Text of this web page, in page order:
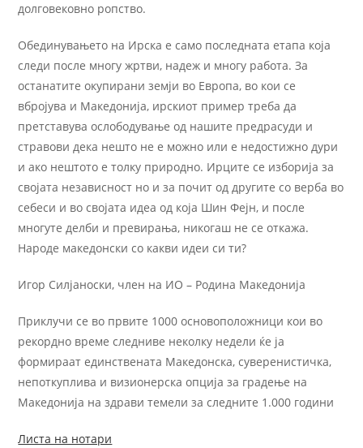
долговековно ропство.
Обединувањето на Ирска е само последната етапа која
следи после многу жртви, надеж и многу работа. За
останатите окупирани земји во Европа, во кои се
вбројува и Македонија, ирскиот пример треба да
претставува ослободување од нашите предрасуди и
стравови дека нешто не е можно или е недостижно дури
и ако нештото е толку природно. Ирците се изборија за
својата независност но и за почит од другите со верба во
себеси и во својата идеа од која Шин Фејн, и после
многуте делби и превирања, никогаш не се откажа.
Народе македонски со какви идеи си ти?
Игор Силјаноски, член на ИО – Родина Македонија
Приклучи се во првите 1000 основоположници кои во
рекордно време следниве неколку недели ќе ја
формираат единствената Македонска, суверенистичка,
непоткуплива и визионерска опција за градење на
Македонија на здрави темели за следните 1.000 години
Листа на нотари